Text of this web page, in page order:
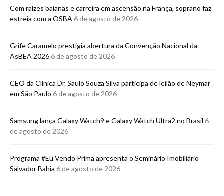
Com raízes baianas e carreira em ascensão na França, soprano faz
estreia com a OSBA 6 de agosto de 2026
Grife Caramelo prestigia abertura da Convenção Nacional da
AsBEA 20266 de agosto de 2026
CEO da Clínica Dr. Saulo Souza Silva participa de leilão de Neymar
em São Paulo 6 de agosto de 2026
Samsung lança Galaxy Watch9 e Galaxy Watch Ultra2 no Brasil 6
de agosto de 2026
Programa #Eu Vendo Prima apresenta o Seminário Imobiliário
Salvador Bahia 6 de agosto de 2026